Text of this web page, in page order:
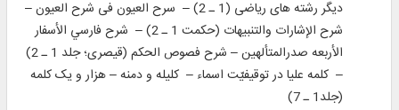
دیگر رشته ‏هاى ریاضى (1 ـ 2) – سرح العیون فی شرح العیون –
شرح الإشارات والتنبیهات (حکمت 1 ـ 2) – شرح فارسي الأسفار
الأربعه صدرالمتألهين – شرح فصوص الحكم (قیصرى؛ جلد ‏1 ـ 2)
– كلمه علیا در توقیفیّت اسماء – كلیله و دمنه – هزار و یک کلمه
(جلد1 ـ 7)